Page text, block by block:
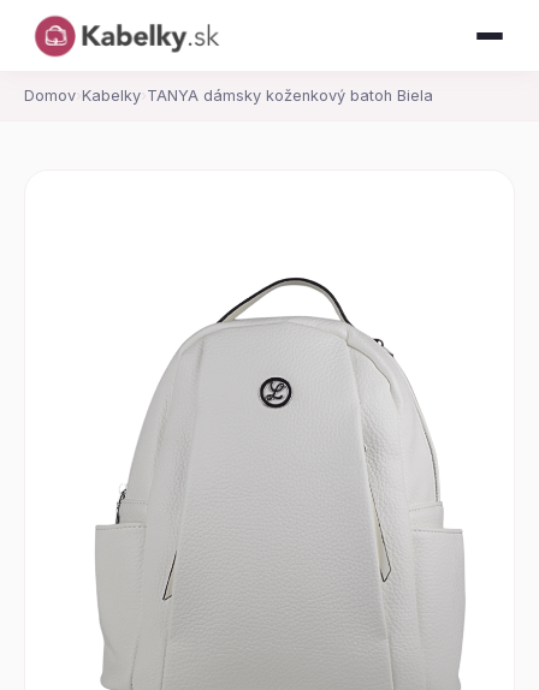
Domov› Kabelky› TANYA dámsky koženkový batoh Biela